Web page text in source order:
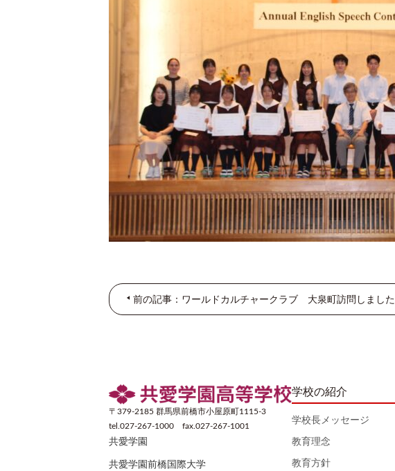
前の記事：ワールドカルチャークラブ 大泉町訪問しました
〒379-2185 群馬県前橋市小屋原町1115-3
tel.027-267-1000 fax.027-267-1001
共愛学園
共愛学園前橋国際大学
学校の紹介
学校長メッセージ
教育理念
教育方針